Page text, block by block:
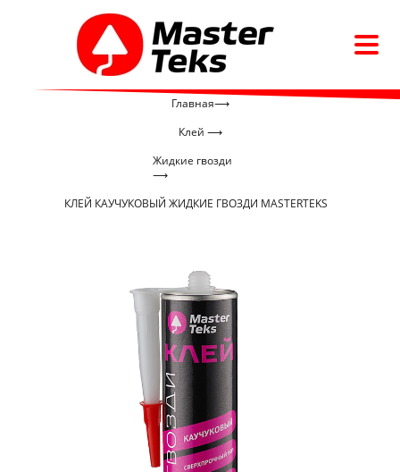
Главная⟶
Клей ⟶
Жидкие гвозди
⟶
КЛЕЙ КАУЧУКОВЫЙ ЖИДКИЕ ГВОЗДИ MASTERTEKS